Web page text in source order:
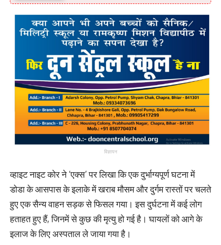
विज्ञापन
व्हाइट नाइट कोर ने ‘एक्स’ पर लिखा कि एक दुर्भाग्यपूर्ण घटना में
डोडा के आसपास के इलाके में खराब मौसम और दुर्गम रास्तों पर चलते
हुए एक सैन्य वाहन सड़क से फिसल गया। इस दुर्घटना में कई लोग
हताहत हुए हैं, जिनमें से कुछ की मृत्यु हो गई है। घायलों को आगे के
इलाज के लिए अस्पताल ले जाया गया है।